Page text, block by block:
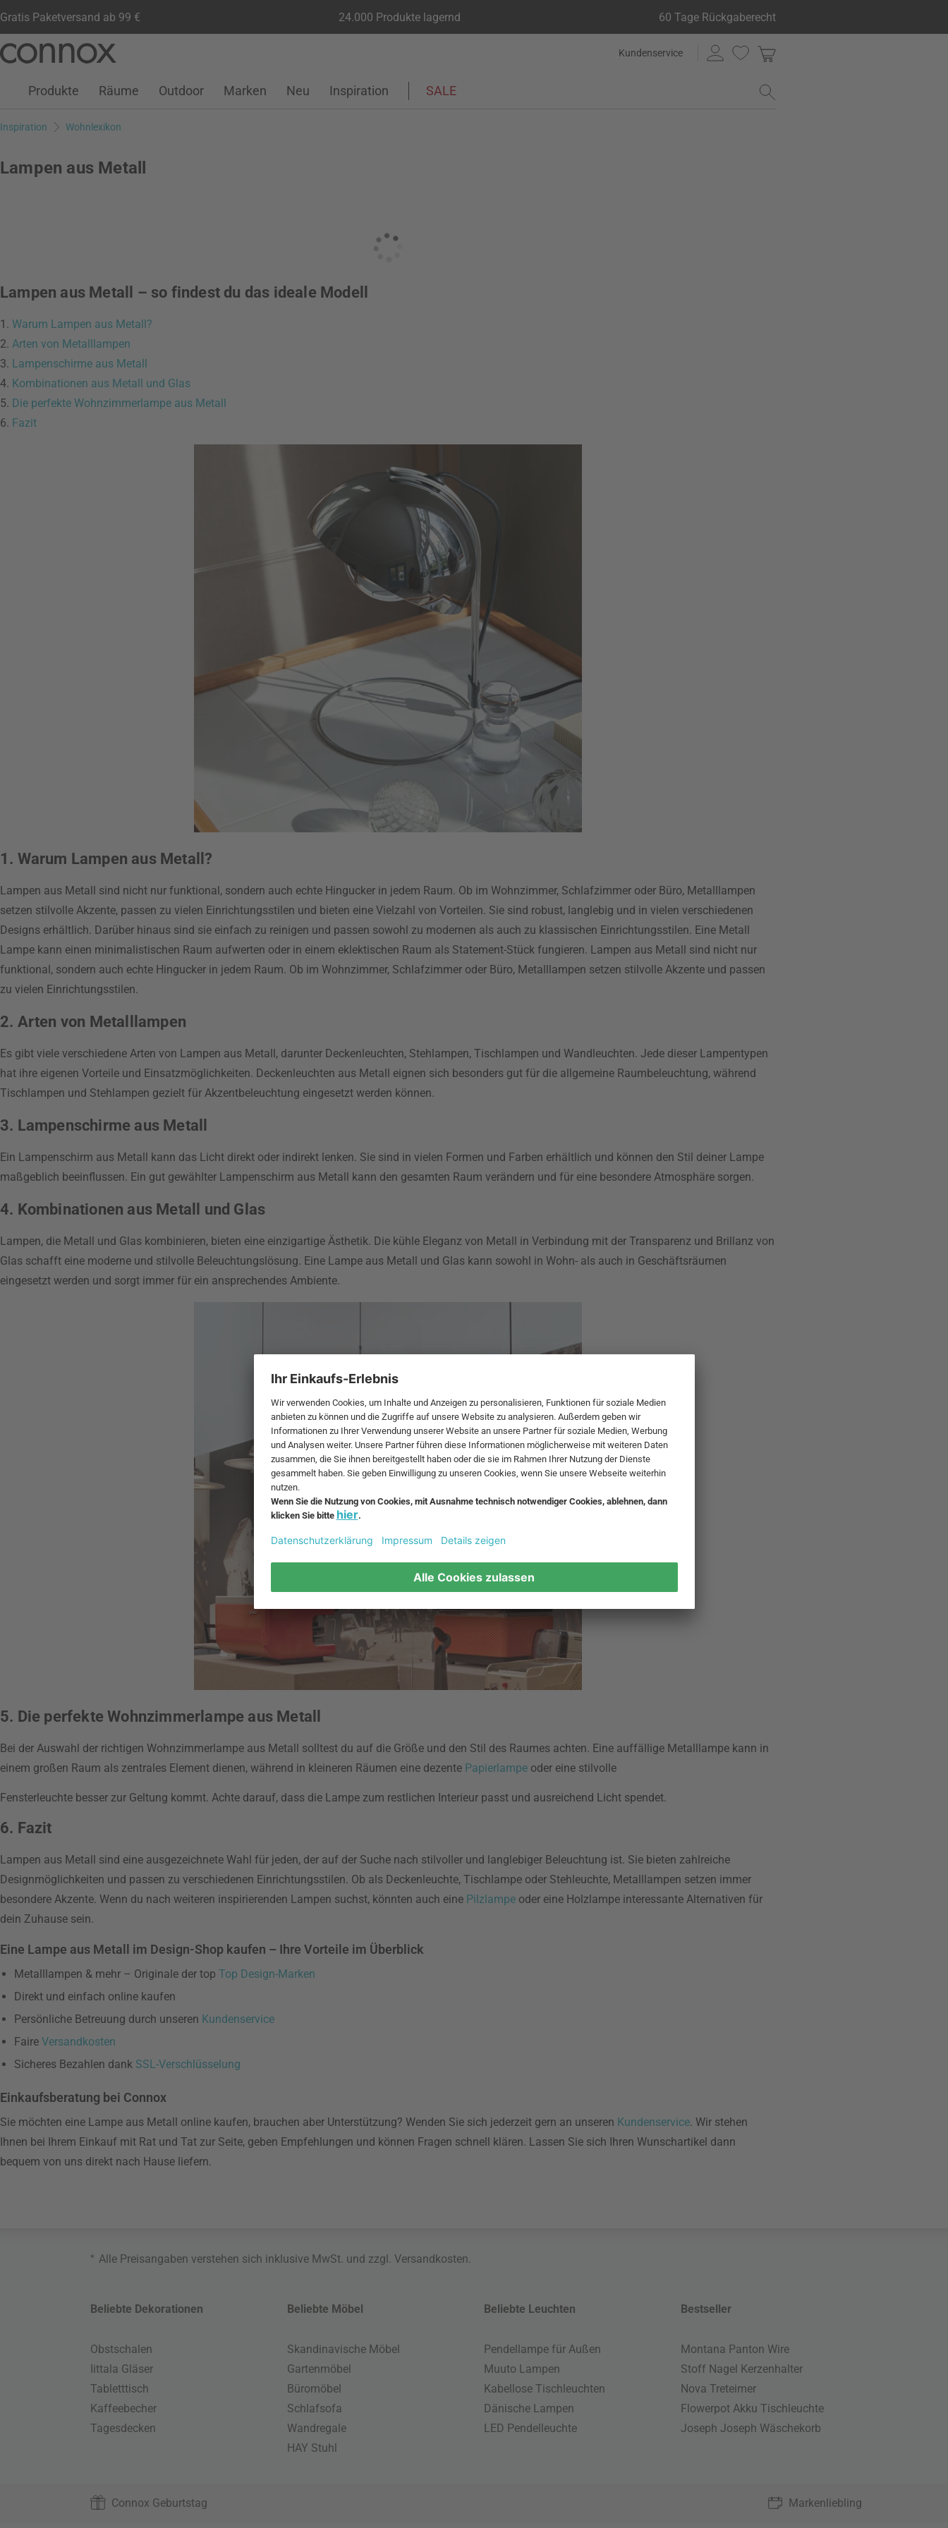
Gratis Paketversand ab 99 € 24.000 Produkte lagernd 60 Tage Rückgaberecht
Seiteninhalt
Suchfeld
Kundenservice
Kundenkonto
Wunschliste
Warenkorb
Produkte Räume Outdoor Marken Neu Inspiration SALE
Inspiration Wohnlexikon
Lampen aus Metall
Lampen aus Metall – so findest du das ideale Modell
1. Warum Lampen aus Metall?
2. Arten von Metalllampen
3. Lampenschirme aus Metall
4. Kombinationen aus Metall und Glas
5. Die perfekte Wohnzimmerlampe aus Metall
6. Fazit
1. Warum Lampen aus Metall?
Lampen aus Metall sind nicht nur funktional, sondern auch echte Hingucker in jedem Raum. Ob im Wohnzimmer, Schlafzimmer oder Büro, Metalllampen
setzen stilvolle Akzente, passen zu vielen Einrichtungsstilen und bieten eine Vielzahl von Vorteilen. Sie sind robust, langlebig und in vielen verschiedenen
Designs erhältlich. Darüber hinaus sind sie einfach zu reinigen und passen sowohl zu modernen als auch zu klassischen Einrichtungsstilen. Eine Metall
Lampe kann einen minimalistischen Raum aufwerten oder in einem eklektischen Raum als Statement-Stück fungieren. Lampen aus Metall sind nicht nur
funktional, sondern auch echte Hingucker in jedem Raum. Ob im Wohnzimmer, Schlafzimmer oder Büro, Metalllampen setzen stilvolle Akzente und passen
zu vielen Einrichtungsstilen.
2. Arten von Metalllampen
Es gibt viele verschiedene Arten von Lampen aus Metall, darunter Deckenleuchten, Stehlampen, Tischlampen und Wandleuchten. Jede dieser Lampentypen
hat ihre eigenen Vorteile und Einsatzmöglichkeiten. Deckenleuchten aus Metall eignen sich besonders gut für die allgemeine Raumbeleuchtung, während
Tischlampen und Stehlampen gezielt für Akzentbeleuchtung eingesetzt werden können.
3. Lampenschirme aus Metall
Ein Lampenschirm aus Metall kann das Licht direkt oder indirekt lenken. Sie sind in vielen Formen und Farben erhältlich und können den Stil deiner Lampe
maßgeblich beeinflussen. Ein gut gewählter Lampenschirm aus Metall kann den gesamten Raum verändern und für eine besondere Atmosphäre sorgen.
4. Kombinationen aus Metall und Glas
Lampen, die Metall und Glas kombinieren, bieten eine einzigartige Ästhetik. Die kühle Eleganz von Metall in Verbindung mit der Transparenz und Brillanz von
Glas schafft eine moderne und stilvolle Beleuchtungslösung. Eine Lampe aus Metall und Glas kann sowohl in Wohn- als auch in Geschäftsräumen
eingesetzt werden und sorgt immer für ein ansprechendes Ambiente.
5. Die perfekte Wohnzimmerlampe aus Metall
Bei der Auswahl der richtigen Wohnzimmerlampe aus Metall solltest du auf die Größe und den Stil des Raumes achten. Eine auffällige Metalllampe kann in
einem großen Raum als zentrales Element dienen, während in kleineren Räumen eine dezente Papierlampe oder eine stilvolle
Fensterleuchte besser zur Geltung kommt. Achte darauf, dass die Lampe zum restlichen Interieur passt und ausreichend Licht spendet.
6. Fazit
Lampen aus Metall sind eine ausgezeichnete Wahl für jeden, der auf der Suche nach stilvoller und langlebiger Beleuchtung ist. Sie bieten zahlreiche
Designmöglichkeiten und passen zu verschiedenen Einrichtungsstilen. Ob als Deckenleuchte, Tischlampe oder Stehleuchte, Metalllampen setzen immer
besondere Akzente. Wenn du nach weiteren inspirierenden Lampen suchst, könnten auch eine Pilzlampe oder eine Holzlampe interessante Alternativen für
dein Zuhause sein.
Eine Lampe aus Metall im Design-Shop kaufen – Ihre Vorteile im Überblick
Metalllampen & mehr – Originale der top Top Design-Marken
Direkt und einfach online kaufen
Persönliche Betreuung durch unseren Kundenservice
Faire Versandkosten
Sicheres Bezahlen dank SSL-Verschlüsselung
Einkaufsberatung bei Connox
Sie möchten eine Lampe aus Metall online kaufen, brauchen aber Unterstützung? Wenden Sie sich jederzeit gern an unseren Kundenservice. Wir stehen
Ihnen bei Ihrem Einkauf mit Rat und Tat zur Seite, geben Empfehlungen und können Fragen schnell klären. Lassen Sie sich Ihren Wunschartikel dann
bequem von uns direkt nach Hause liefern.
* Alle Preisangaben verstehen sich inklusive MwSt. und zzgl.Versandkosten.
Beliebte Dekorationen
Obstschalen
Iittala Gläser
Tabletttisch
Kaffeebecher
Tagesdecken
Beliebte Möbel
Skandinavische Möbel
Gartenmöbel
Büromöbel
Schlafsofa
Wandregale
HAY Stuhl
Beliebte Leuchten
Pendellampe für Außen
Muuto Lampen
Kabellose Tischleuchten
Dänische Lampen
LED Pendelleuchte
Bestseller
Montana Panton Wire
Stoff Nagel Kerzenhalter
Nova Treteimer
Flowerpot Akku Tischleuchte
Joseph Joseph Wäschekorb
Connox Geburtstag Markenliebling